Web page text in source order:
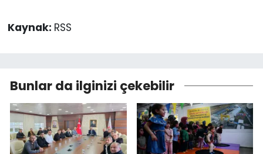
Kaynak: RSS
Bunlar da ilginizi çekebilir